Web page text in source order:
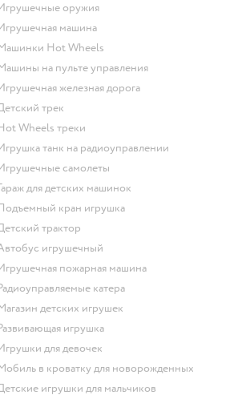
Игрушечные оружия
Игрушечная машина
Машинки Hot Wheels
Машины на пульте управления
Игрушечная железная дорога
Детский трек
Hot Wheels треки
Игрушка танк на радиоуправлении
Игрушечные самолеты
Гараж для детских машинок
Подъемный кран игрушка
Детский трактор
Автобус игрушечный
Игрушечная пожарная машина
Радиоуправляемые катера
Магазин детских игрушек
Развивающая игрушка
Игрушки для девочек
Мобиль в кроватку для новорожденных
Детские игрушки для мальчиков